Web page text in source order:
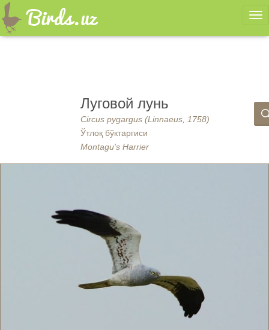
Луговой лунь
Circus pygargus (Linnaeus, 1758)
Ўтлоқ бўктаргиси
Montagu's Harrier